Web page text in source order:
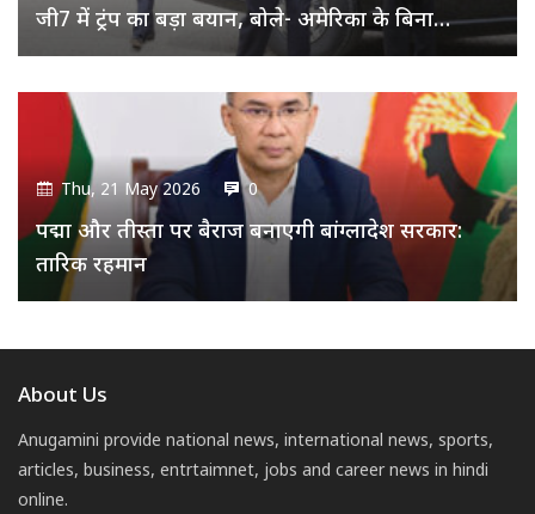
जी7 में ट्रंप का बड़ा बयान, बोले- अमेरिका के बिना…
Thu, 21 May 2026 0
पद्मा और तीस्ता पर बैराज बनाएगी बांग्लादेश सरकार:
तारिक रहमान
About Us
Anugamini provide national news, international news, sports,
articles, business, entrtaimnet, jobs and career news in hindi
online.